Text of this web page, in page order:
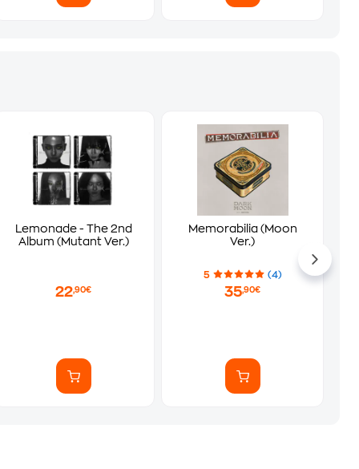
Lemonade - The 2nd
Album (Mutant Ver.)
22,90€
Memorabilia (Moon
Ver.)
5 (4)
35,90€